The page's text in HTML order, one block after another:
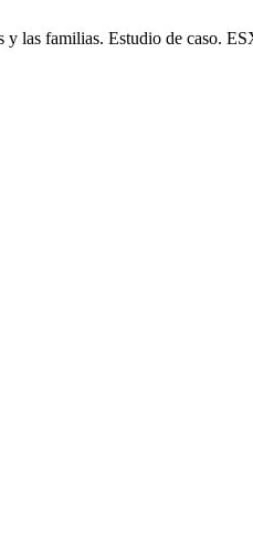
las familias. Estudio de caso.